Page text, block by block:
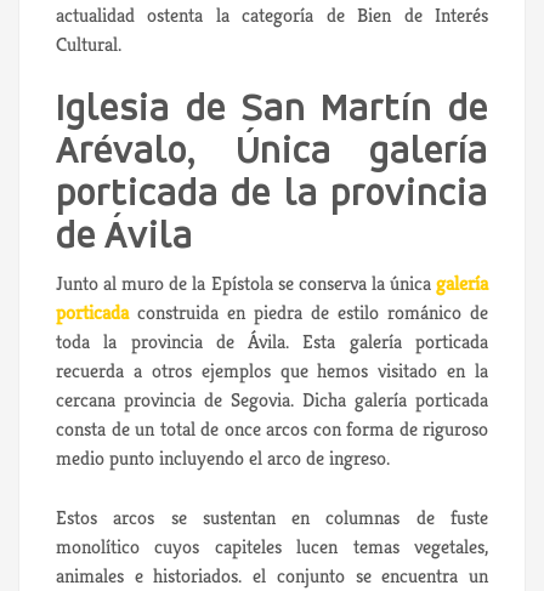
actualidad ostenta la categoría de Bien de Interés
Cultural.
Iglesia de San Martín de
Arévalo, Única galería
porticada de la provincia
de Ávila
Junto al muro de la Epístola se conserva la únicagalería
porticadaconstruida en piedra de estilo románico de
toda la provincia de Ávila. Esta galería porticada
recuerda a otros ejemplos que hemos visitado en la
cercana provincia de Segovia. Dicha galería porticada
consta de un total de once arcos con forma de riguroso
medio punto incluyendo el arco de ingreso.
Estos arcos se sustentan en columnas de fuste
monolítico cuyos capiteles lucen temas vegetales,
animales e historiados. el conjunto se encuentra un